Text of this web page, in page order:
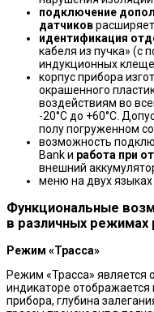
подключение
датчиков
идентификация
кабеля из пучка» (с
индукционных
корпус прибора
окрашенного
воздействиям во
-20°С до +60°С.
полу погруженном
возможность
Bank и работа при
внешний
меню на двух языках
Функциональные
в различных режимах
Режим «Трасса»
Режим «Трасса» является
индикаторе
прибора, глубина